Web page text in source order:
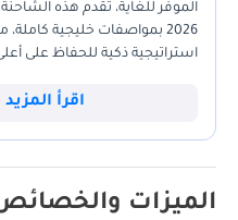
• العزم 31 كجم-م / 1600 دورة
• القفل التفاضلي
الموفر للغاية، تقدم هذه
2026 بمواصفات خليجية
استراتيجية ذكية للحفاظ على
اقرأ المزيد
الميزات